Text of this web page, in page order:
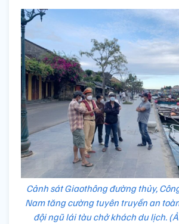
Cảnh sát Giaothông đường thủy,
Nam tăng cường tuyên truyền an
đội ngũ lái tàu chở khách du lịch.